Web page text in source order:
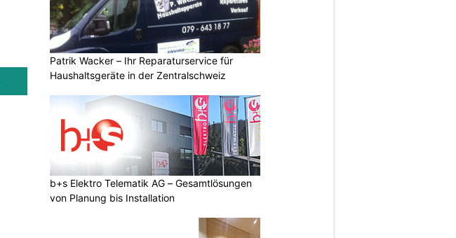
Patrik Wacker – Ihr Reparaturservice für
Haushaltsgeräte in der Zentralschweiz
b+s Elektro Telematik AG – Gesamtlösungen
von Planung bis Installation